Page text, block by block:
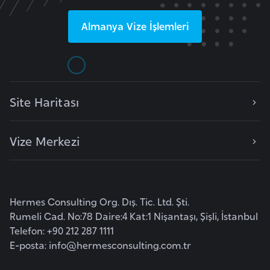
Almanya Vize İşlemleri
Site Haritası
Vize Merkezi
Hermes Consulting Org. Dış. Tic. Ltd. Şti.
Rumeli Cad. No:78 Daire:4 Kat:1 Nişantaşı, Şişli, İstanbul
Telefon: +90 212 287 1111
E-posta: info@hermesconsulting.com.tr
t
r
k
i
n